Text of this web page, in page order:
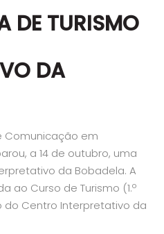
DE TURISMO
DA
Comunicação em
a 14 de outubro, uma
da Bobadela. A
ao Curso de Turismo (1.º
do Centro Interpretativo da